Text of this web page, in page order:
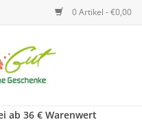
0 Artikel - €0,00
ab 36 € Warenwert